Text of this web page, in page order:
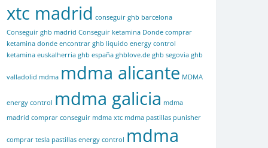
xtc madrid conseguir ghb barcelona
Conseguir ghb madrid Conseguir ketamina Donde comprar
ketamina donde encontrar ghb liquido energy control
ketamina euskalherria ghb españa ghblove.de ghb segovia ghb
valladolid mdma mdma alicante MDMA
energy control mdma galicia mdma
madrid comprar conseguir mdma xtc mdma pastillas punisher
comprar tesla pastillas energy control mdma